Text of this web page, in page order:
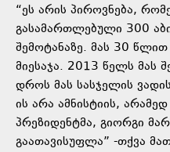
“ეს არის პიროვნება,
გასამართლებული 300
შემოტანაზე. მას 30
მიესაჯა. 2013 წელს მას
დროს მას სასჯელის
ის არა ამნისტიის,
პრეზიდენტმა, გიორგი
გაათავისუფლა” -თქვა